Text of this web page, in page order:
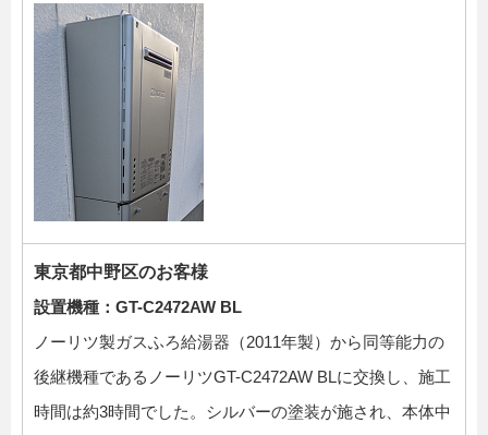
東京都中野区のお客様
設置機種：GT-C2472AW BL
ノーリツ製ガスふろ給湯器（2011年製）から同等能力の
後継機種であるノーリツGT-C2472AW BLに交換し、施工
時間は約3時間でした。シルバーの塗装が施され、本体中